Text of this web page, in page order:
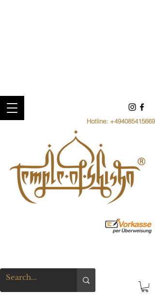
Hotline: +494085415669